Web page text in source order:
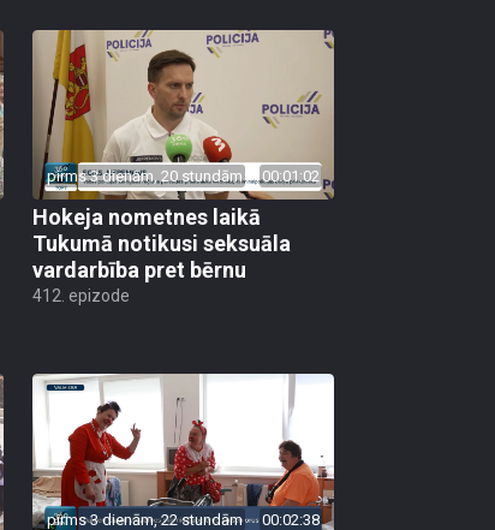
pirms 3 dienām, 20 stundām 00:01:02
Hokeja nometnes laikā
Tukumā notikusi seksuāla
vardarbība pret bērnu
412. epizode
pirms 3 dienām, 22 stundām 00:02:38